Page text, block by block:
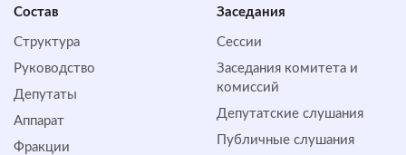
Состав
Структура
Руководство
Депутаты
Аппарат
Фракции
Заседания
Сессии
Заседания комитета и
комиссий
Депутатские слушания
Публичные слушания